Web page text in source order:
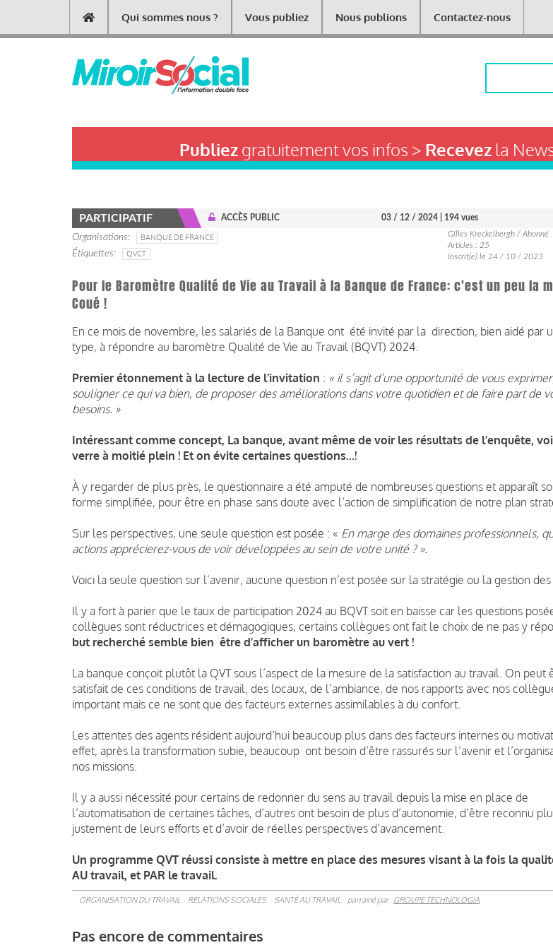
contenu
Main
navigation
Qui sommes nous ? Vous publiez Nous publions Contactez-nous
Publiezgratuitement vos infos > Recevezla
PARTICIPATIF ACCÈS PUBLIC 03 / 12 / 2024 | 194 vues
Organisations
BANQUE DE FRANCE
Étiquettes
QVCT
Gilles Kreckelbergh / Abonné
Articles : 25
Inscrit(e) le 24 / 10 / 2023
Pour le Baromètre Qualité de Vie au Travail à la Banque de France: c'est un peu la
Coué !
En ce mois de novembre, les salariés de la Banque ont été invité par la direction, bien aidé par
type, à répondre au baromètre Qualité de Vie au Travail (BQVT) 2024.
Premier étonnement à la lecture de l’invitation : « il s’agit d’une opportunité de vous
souligner ce qui va bien, de proposer des améliorations dans votre quotidien et de faire part de
besoins. »
Intéressant comme concept, La banque, avant même de voir les résultats de l’enquête,
verre à moitié plein ! Et on évite certaines questions...!
À y regarder de plus près, le questionnaire a été amputé de nombreuses questions et apparaît
forme simplifiée, pour être en phase sans doute avec l’action de simplification de notre plan
Sur les perspectives, une seule question est posée : « En marge des domaines professionnels,
actions apprécierez-vous de voir développées au sein de votre unité ? ».
Voici la seule question sur l’avenir, aucune question n’est posée sur la stratégie ou la gestion des
Il y a fort à parier que le taux de participation 2024 au BQVT soit en baisse car les questions
collègues sont réductrices et démagogiques, certains collègues ont fait le choix de ne pas y
but recherché semble bien être d’afficher un baromètre au vert !
La banque conçoit plutôt la QVT sous l’aspect de la mesure de la satisfaction au travail. On peut
satisfait de ces conditions de travail, des locaux, de l’ambiance, de nos rapports avec nos
important mais ce ne sont que des facteurs externes assimilables à du confort.
Les attentes des agents résident aujourd’hui beaucoup plus dans des facteurs internes ou
effet, après la transformation subie, beaucoup ont besoin d’être rassurés sur l’avenir et
nos missions.
Il y a aussi nécessité pour certains de redonner du sens au travail depuis la mise en place de
l’automatisation de certaines tâches, d’autres ont besoin de plus d’autonomie, d’être reconnu
justement de leurs efforts et d’avoir de réelles perspectives d’avancement.
Un programme QVT réussi consiste à mettre en place des mesures visant à la fois la
AU travail, et PAR le travail.
ORGANISATION DU TRAVAIL RELATIONS SOCIALES SANTÉ AU TRAVAIL parrainé par GROUPE TECHNOLOGIA
Pas encore de commentaires